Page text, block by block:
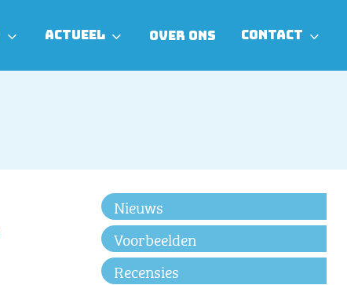
ACTUEEL OVER ONS CONTACT
Nieuws
Voorbeelden
Recensies